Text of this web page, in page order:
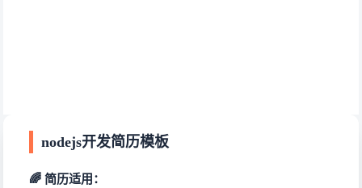
nodejs开发简历模板
🌈 简历适用：